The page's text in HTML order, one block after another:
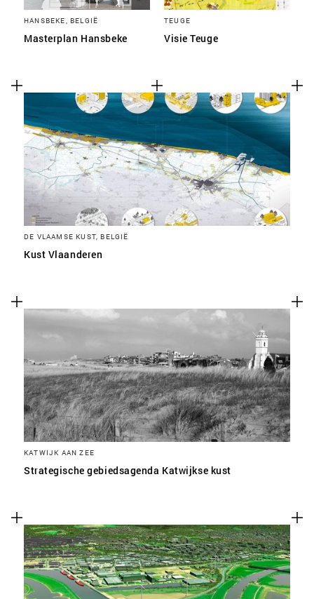
HANSBEKE, BELGIË
Masterplan Hansbeke
TEUGE
Visie Teuge
DE VLAAMSE KUST, BELGIË
Kust Vlaanderen
KATWIJK AAN ZEE
Strategische gebiedsagenda Katwijkse kust